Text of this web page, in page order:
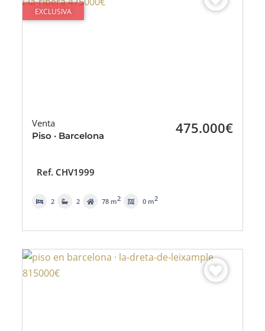
EXCLUSIVA
Venta
Piso · Barcelona 475.000€
Ref. CHV1999
2 2 78 m2 0 m2